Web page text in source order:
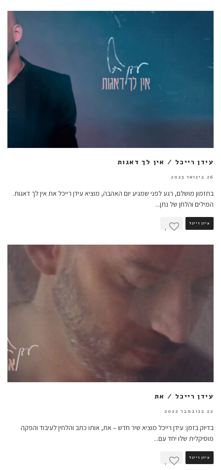
עידן רייכל / אין לך דאגות
26 בינואר 2023
בתזמון מושלם, רגע לפני שמגיע יום האהבה, מוציא עידן רייכל את אין לך דאגות.
המילים והלחן של נתן...
עידן רייכל
1
עידן רייכל / את
22 בנובמבר 2022
בדיוק בזמן: עידן רייכל מוציא שיר חדש – את, אותו כתב והלחין לעיבוד והפקה
מוסיקלית שלו יחד עם...
עידן רייכל
1